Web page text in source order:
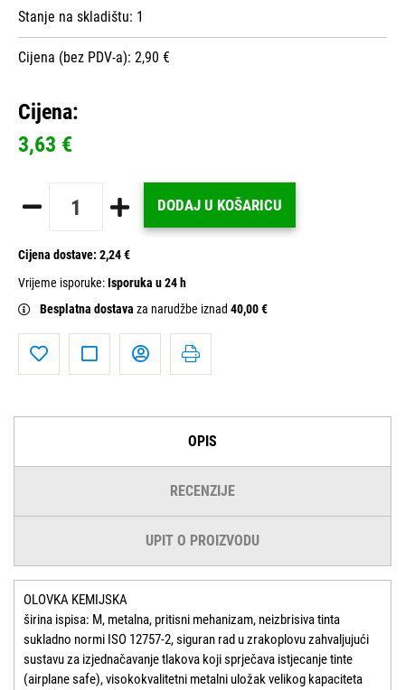
Stanje na skladištu: 1
Cijena (bez PDV-a): 2,90 €
Cijena:
3,63 €
DODAJ U KOŠARICU
Cijena dostave: 2,24 €
Vrijeme isporuke:Isporuka u 24 h
Besplatna dostava za narudžbe iznad 40,00 €
OPIS
RECENZIJE
UPIT O PROIZVODU
OLOVKA KEMIJSKA
širina ispisa: M, metalna, pritisni mehanizam, neizbrisiva tinta
sukladno normi ISO 12757-2, siguran rad u zrakoplovu zahvaljujući
sustavu za izjednačavanje tlakova koji sprječava istjecanje tinte
(airplane safe), visokokvalitetni metalni uložak velikog kapaciteta